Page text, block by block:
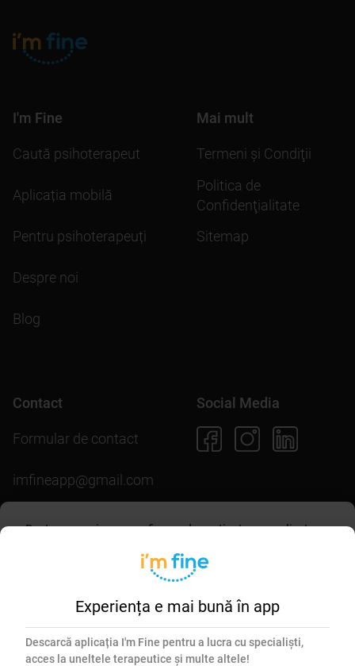
Pentru scopuri precum afișarea de conținut personalizat,
navigării pe acest site înseamnă că ești de acord să
permiți colectarea de informații prin cookie-uri.
Esențiale Marketing
Experiența e mai bună în app
Descarcă aplicația I'm Fine pentru a lucra cu specialiști,
acces la uneltele terapeutice și multe altele!
I'm Fine
Caută psihoterapeut
Aplicația mobilă
Pentru psihoterapeuți
Despre noi
Blog
Mai mult
Termeni şi Condiţii
Politica de
Confidenţialitate
Sitemap
Contact
Formular de contact
imfineapp@gmail.com
Social Media